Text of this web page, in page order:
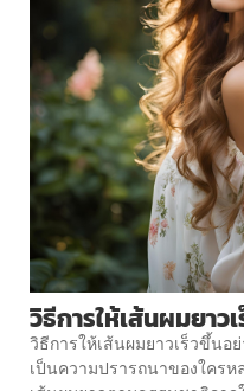
วิธีการให้เส้นผมยาว
วิธีการให้เส้นผมยาวเร็วขึ้นอ
เป็นความปรารถนาของใคร